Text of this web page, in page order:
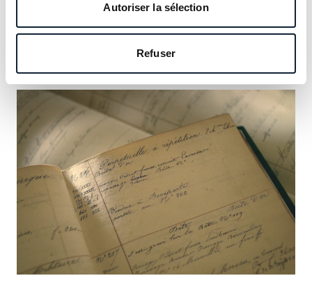
Autoriser la sélection
Refuser
notre héritage et saisissez l’occasion d’y inscrire le vôtre.